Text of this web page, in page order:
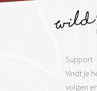
Support
Vindt je
volgen